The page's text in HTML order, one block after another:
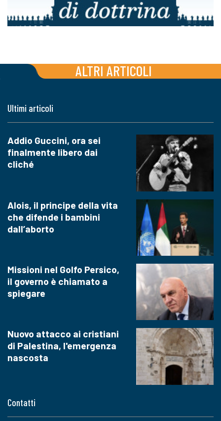
ALTRI ARTICOLI
Contatti
Ultimi articoli
Addio Guccini, ora sei
finalmente libero dai
cliché
Alois, il principe della vita
che difende i bambini
dall’aborto
Missioni nel Golfo Persico,
il governo è chiamato a
spiegare
Nuovo attacco ai cristiani
di Palestina, l'emergenza
nascosta